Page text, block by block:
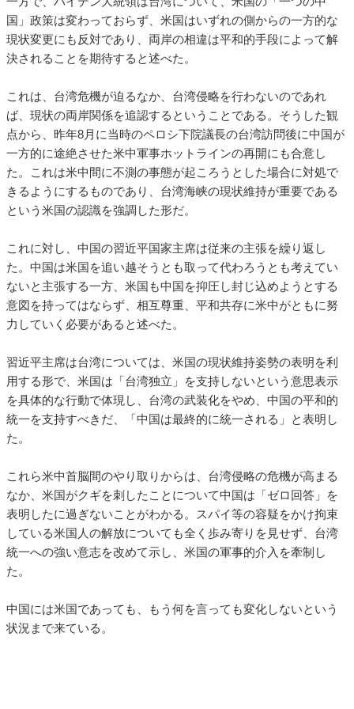
国」政策は変わっておらず、米国はいずれの側からの一方的な
現状変更にも反対であり、両岸の相違は平和的手段によって解
決されることを期待すると述べた。
これは、台湾危機が迫るなか、台湾侵略を行わないのであれ
ば、現状の両岸関係を追認するということである。そうした観
点から、昨年8月に当時のペロシ下院議長の台湾訪問後に中国が
一方的に途絶させた米中軍事ホットラインの再開にも合意し
た。これは米中間に不測の事態が起ころうとした場合に対処で
きるようにするものであり、台湾海峡の現状維持が重要である
という米国の認識を強調した形だ。
これに対し、中国の習近平国家主席は従来の主張を繰り返し
た。中国は米国を追い越そうとも取って代わろうとも考えてい
ないと主張する一方、米国も中国を抑圧し封じ込めようとする
意図を持ってはならず、相互尊重、平和共存に米中がともに努
力していく必要があると述べた。
習近平主席は台湾については、米国の現状維持姿勢の表明を利
用する形で、米国は「台湾独立」を支持しないという意思表示
を具体的な行動で体現し、台湾の武装化をやめ、中国の平和的
統一を支持すべきだ、「中国は最終的に統一される」と表明し
た。
これら米中首脳間のやり取りからは、台湾侵略の危機が高まる
なか、米国がクギを刺したことについて中国は「ゼロ回答」を
表明したに過ぎないことがわかる。スパイ等の容疑をかけ拘束
している米国人の解放についても全く歩み寄りを見せず、台湾
統一への強い意志を改めて示し、米国の軍事的介入を牽制し
た。
中国には米国であっても、もう何を言っても変化しないという
状況まで来ている。